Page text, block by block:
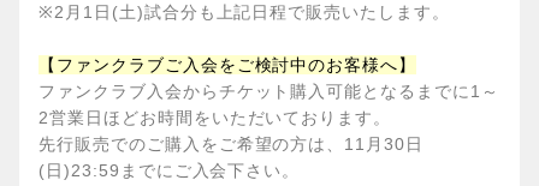
※2 月1日(土)試合分も上記日程で販売いたします。
【ファンクラブご入会をご検討中のお客様へ】
ファンクラブ入会からチケット購入可能となるまでに1～
2営業日ほどお時間をいただいております。
先行販売でのご購入をご希望の方は、11月30日
(日)23:59までにご入会下さい。